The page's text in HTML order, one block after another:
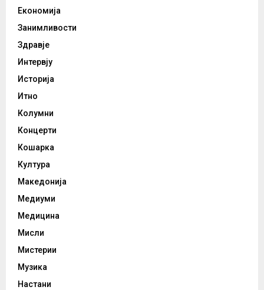
Економија
Занимливости
Здравје
Интервју
Историја
Итно
Колумни
Концерти
Кошарка
Култура
Македонија
Медиуми
Медицина
Мисли
Мистерии
Музика
Настани